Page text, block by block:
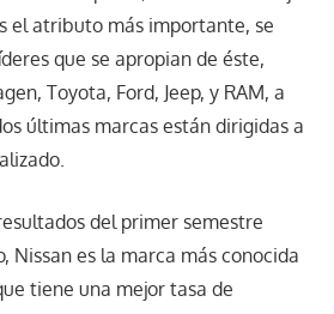
el atributo más importante, se
que se apropian de éste,
Toyota, Ford, Jeep, y RAM, a
últimas marcas están dirigidas a
del primer semestre
Nissan es la marca más conocida
tiene una mejor tasa de